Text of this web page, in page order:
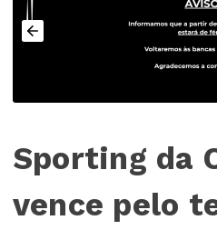
Sporting da
vence pelo